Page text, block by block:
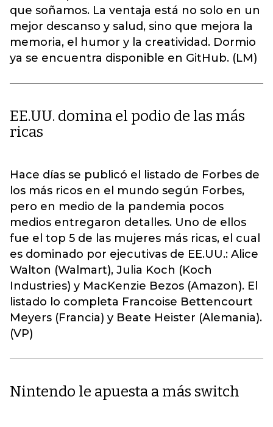
que soñamos. La ventaja está no solo en un
mejor descanso y salud, sino que mejora la
memoria, el humor y la creatividad. Dormio
ya se encuentra disponible en GitHub. (LM)
EE.UU. domina el podio de las más
ricas
Hace días se publicó el listado de Forbes de
los más ricos en el mundo según Forbes,
pero en medio de la pandemia pocos
medios entregaron detalles. Uno de ellos
fue el top 5 de las mujeres más ricas, el cual
es dominado por ejecutivas de EE.UU.: Alice
Walton (Walmart), Julia Koch (Koch
Industries) y MacKenzie Bezos (Amazon). El
listado lo completa Francoise Bettencourt
Meyers (Francia) y Beate Heister (Alemania).
(VP)
Nintendo le apuesta a más switch